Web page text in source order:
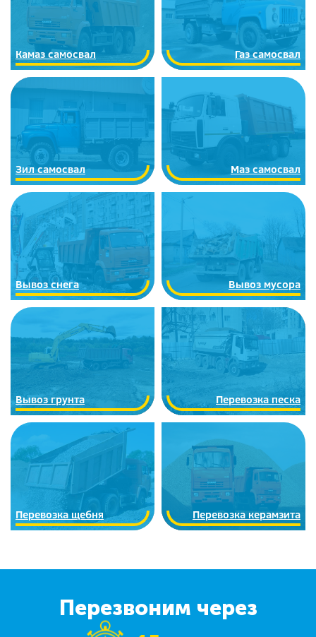
Камаз самосвал Газ самосвал
Зил самосвал Маз самосвал
Вывоз снега Вывоз мусора
Вывоз грунта Перевозка песка
Перевозка щебня Перевозка керамзита
Перезвоним через